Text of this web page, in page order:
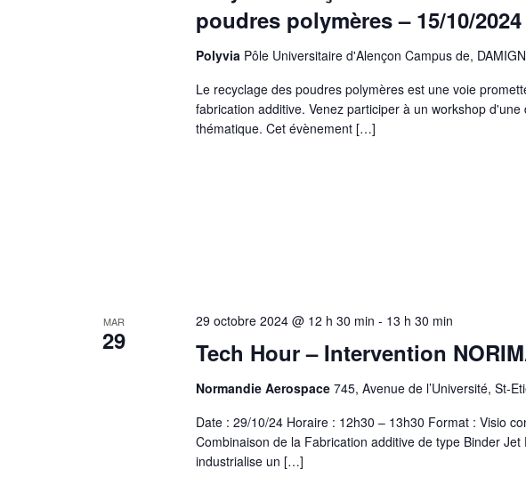
poudres polymères – 15/10/
Polyvia Pôle Universitaire d'Alençon Campus de,
Le recyclage des poudres polymères est une voie
fabrication additive. Venez participer à un workshop
thématique. Cet évènement […]
MAR
29 Tech Hour – Intervention
29 octobre 2024 @ 12 h 30 min - 13 h 30 min
Normandie Aerospace 745, Avenue de l’Université, St-
Date : 29/10/24 Horaire : 12h30 – 13h30 Format : Visio
Combinaison de la Fabrication additive de type Binder
industrialise un […]